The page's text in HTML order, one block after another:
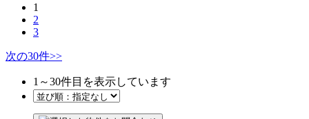
1
2
3
次の30件>>
1 ～30件目を表示しています